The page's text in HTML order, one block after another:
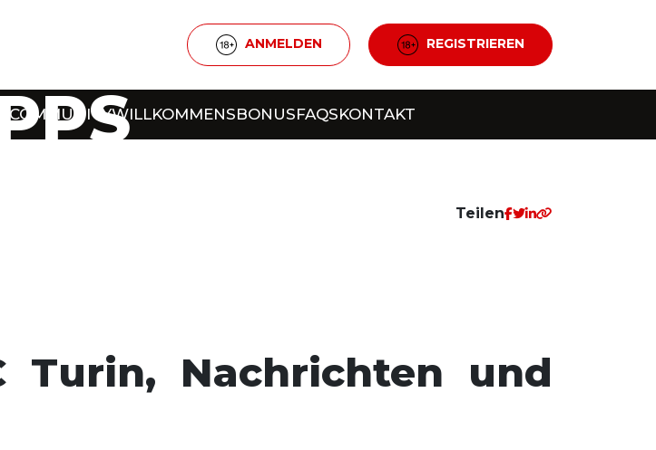
ANMELDEN REGISTRIEREN
COMMUNITYWILLKOMMENSBONUSFAQSKONTAKT
Teilen
Turin, Nachrichten und